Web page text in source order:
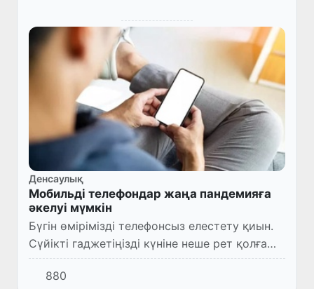
Денсаулық
Мобильді телефондар жаңа пандемияға
әкелуі мүмкін
Бүгін өмірімізді телефонсыз елестету қиын.
Сүйікті гаджетіңізді күніне неше рет қолға
алғаныңызды санап көрдіңіз бе?
880